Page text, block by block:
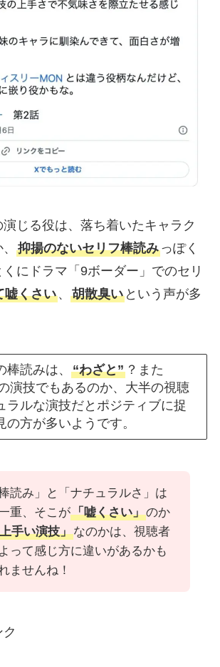
じる役は、落ち着いたキャラク
抑揚のないセリフ棒読みっぽく
にドラマ「9ボーダー」でのセリ
嘘くさい、 胡散臭いという声が多
棒読みは、“わざと” ？また
演技でもあるのか、大半の視聴
ラルな演技だとポジティブに捉
の方が多いようです。
棒読み」と「ナチュラルさ」は
重、そこが「嘘くさい」のか
手い演技」なのかは、視聴者
って感じ方に違いがあるかも
ませんね！